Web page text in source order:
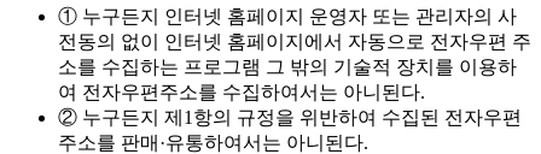
① 누구든지 인터넷 홈페이지 운영자 또는 관리자의 사
전동의 없이 인터넷 홈페이지에서 자동으로 전자우편 주
소를 수집하는 프로그램 그 밖의 기술적 장치를 이용하
여 전자우편주소를 수집하여서는 아니된다.
② 누구든지 제1항의 규정을 위반하여 수집된 전자우편
주소를 판매·유통하여서는 아니된다.